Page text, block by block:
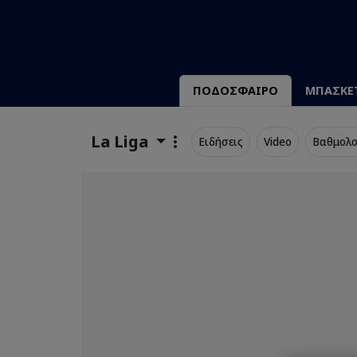
ΠΟΔΟΣΦΑΙΡΟ
La Liga Ειδήσεις Video